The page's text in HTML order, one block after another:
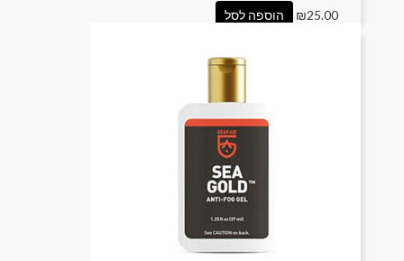
₪25.00 הוספה לסל